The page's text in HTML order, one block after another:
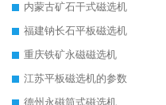
内蒙古矿石干式磁选机
福建钠长石平板磁选机
重庆铁矿永磁磁选机
江苏平板磁选机的参数
德州永磁筒式磁选机